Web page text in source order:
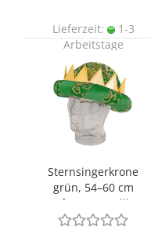
Lieferzeit:
1-3
Arbeitstage
Sternsingerkrone
grün, 54–60 cm
Umfang verstellbar